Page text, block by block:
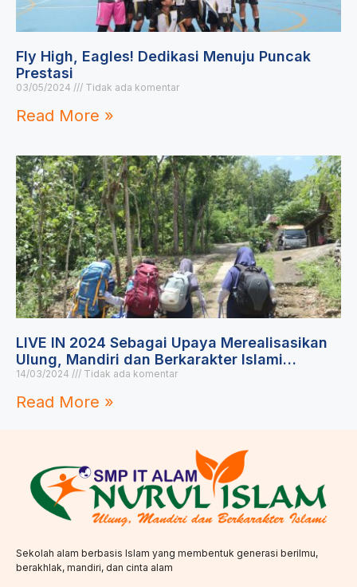
Fly High, Eagles! Dedikasi Menuju Puncak
Prestasi
03/05/2024 Tidak ada komentar
Read More »
LIVE IN 2024 Sebagai Upaya Merealisasikan
Ulung, Mandiri dan Berkarakter Islami…
14/03/2024 Tidak ada komentar
Read More »
Sekolah alam berbasis Islam yang membentuk generasi berilmu,
berakhlak, mandiri, dan cinta alam